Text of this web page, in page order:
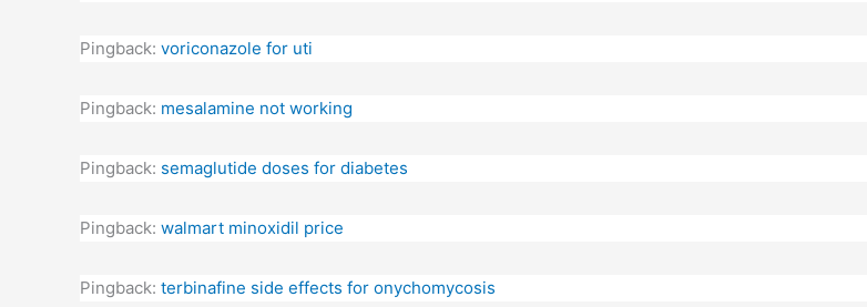
Pingback: voriconazole for uti
Pingback: mesalamine not working
Pingback: semaglutide doses for diabetes
Pingback: walmart minoxidil price
Pingback: terbinafine side effects for onychomycosis